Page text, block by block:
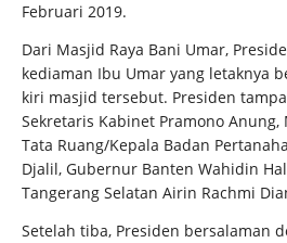
Februari 2019.
Dari Masjid Raya Bani Umar,
kediaman Ibu Umar yang letaknya
kiri masjid tersebut. Presiden
Sekretaris Kabinet Pramono
Tata Ruang/Kepala Badan
Djalil, Gubernur Banten Wahidin
Tangerang Selatan Airin Rachmi
Setelah tiba, Presiden bersalaman